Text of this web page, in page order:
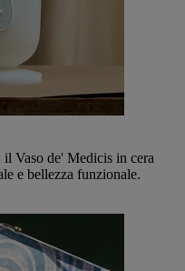
il Vaso de' Medicis in cera
e bellezza funzionale.